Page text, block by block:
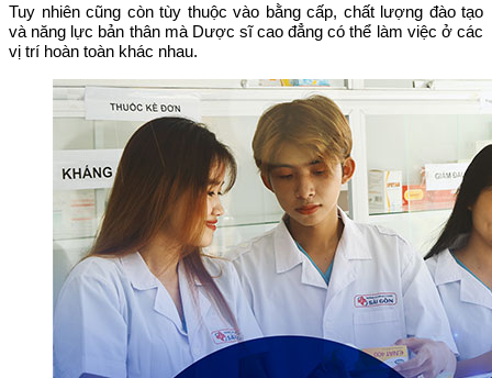
Tuy nhiên cũng còn tùy thuộc vào bằng cấp, chất lượng đào tạo
và năng lực bản thân mà Dược sĩ cao đẳng có thể làm việc ở các
vị trí hoàn toàn khác nhau.